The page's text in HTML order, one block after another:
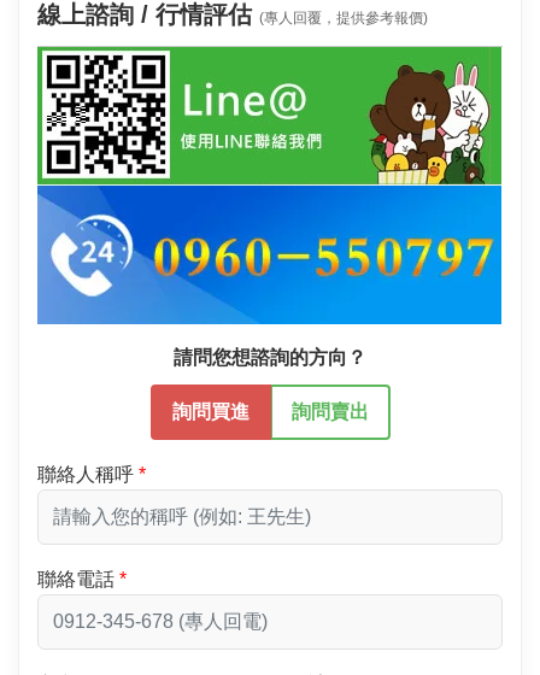
線上諮詢 / 行情評估 (專人回覆，提供參考報價)
請問您想諮詢的方向？
詢問買進 詢問賣出
聯絡人稱呼
聯絡電話